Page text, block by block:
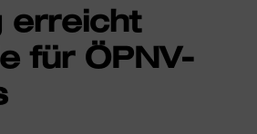
erreicht
für ÖPNV-